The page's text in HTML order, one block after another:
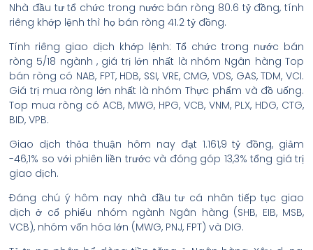
Nhà đầu tư tổ chức trong nước bán ròng 80.6 tỷ đồng, tính
riêng khớp lệnh thì họ bán ròng 41.2 tỷ đồng.
Tính riêng giao dịch khớp lệnh: Tổ chức trong nước bán
ròng 5/18 ngành , giá trị lớn nhất là nhóm Ngân hàng Top
bán ròng có NAB, FPT, HDB, SSI, VRE, CMG, VDS, GAS, TDM, VCI.
Giá trị mua ròng lớn nhất là nhóm Thực phẩm và đồ uống.
Top mua ròng có ACB, MWG, HPG, VCB, VNM, PLX, HDG, CTG,
BID, VPB.
Giao dịch thỏa thuận hôm nay đạt 1.161,9 tỷ đồng, giảm
-46,1% so với phiên liền trước và đóng góp 13,3% tổng giá trị
giao dịch.
Đáng chú ý hôm nay nhà đầu tư cá nhân tiếp tục giao
dịch ở cổ phiếu nhóm ngành Ngân hàng (SHB, EIB, MSB,
VCB), nhóm vốn hóa lớn (MWG, PNJ, FPT) và DIG.